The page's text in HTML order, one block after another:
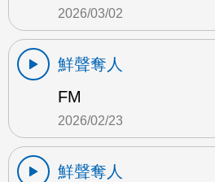
2026/03/02
鮮聲奪人
FM
2026/02/23
鮮聲奪人